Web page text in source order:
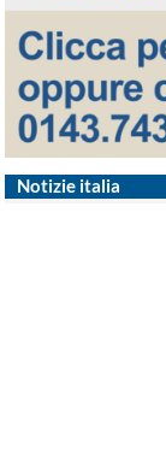
Notizie italia